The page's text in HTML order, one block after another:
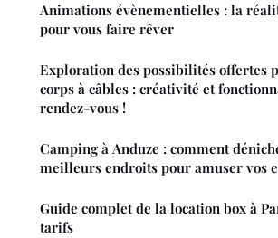
Animations évènementielles : la
pour vous faire rêver
Exploration des possibilités offertes
corps à câbles : créativité et
rendez-vous !
Camping à Anduze : comment
Guide complet de la location box à
tarifs